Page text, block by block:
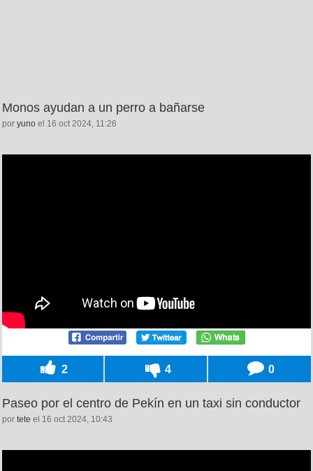
Monos ayudan a un perro a bañarse
por yuno el 16 oct 2024, 11:26
2 4 0
Paseo por el centro de Pekín en un taxi sin conductor
por tete el 16 oct 2024, 10:43